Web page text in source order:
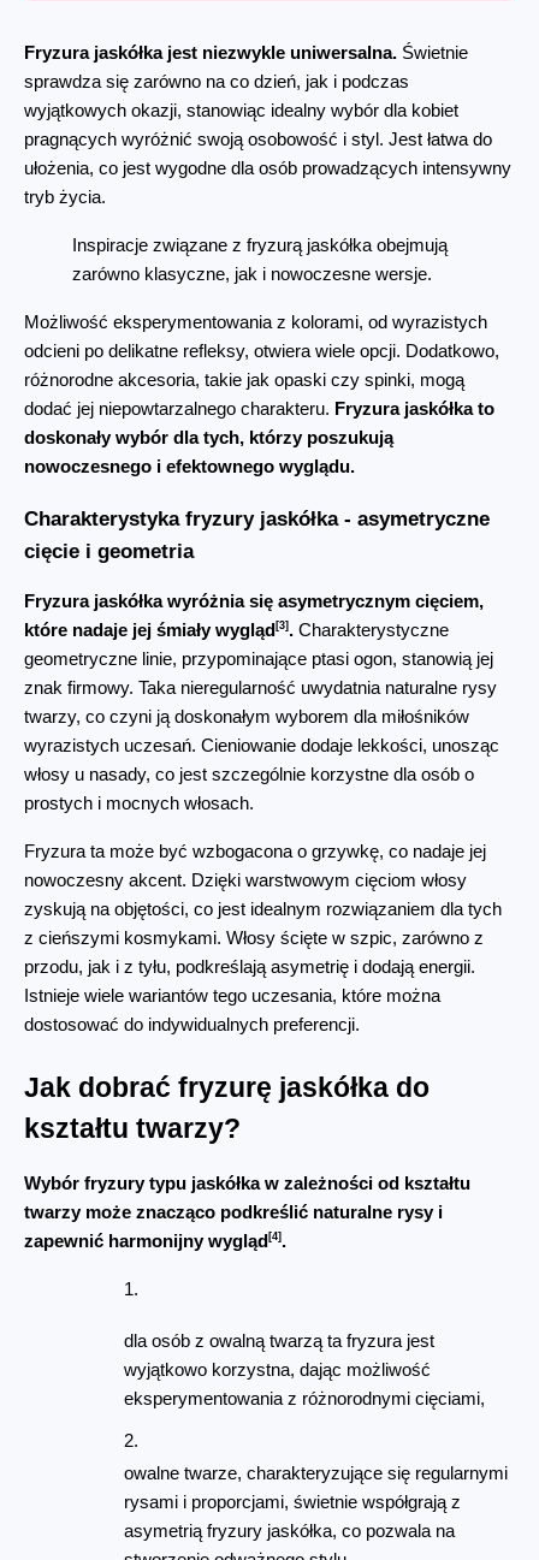
Fryzura jaskółka jest niezwykle uniwersalna. Świetnie
sprawdza się zarówno na co dzień, jak i podczas
wyjątkowych okazji, stanowiąc idealny wybór dla kobiet
pragnących wyróżnić swoją osobowość i styl. Jest łatwa do
ułożenia, co jest wygodne dla osób prowadzących intensywny
tryb życia.
Inspiracje związane z fryzurą jaskółka obejmują
zarówno klasyczne, jak i nowoczesne wersje.
Możliwość eksperymentowania z kolorami, od wyrazistych
odcieni po delikatne refleksy, otwiera wiele opcji. Dodatkowo,
różnorodne akcesoria, takie jak opaski czy spinki, mogą
dodać jej niepowtarzalnego charakteru. Fryzura jaskółka to
doskonały wybór dla tych, którzy poszukują
nowoczesnego i efektownego wyglądu.
Charakterystyka fryzury jaskółka - asymetryczne
cięcie i geometria
Fryzura jaskółka wyróżnia się asymetrycznym cięciem,
które nadaje jej śmiały wygląd [3] . Charakterystyczne
geometryczne linie, przypominające ptasi ogon, stanowią jej
znak firmowy. Taka nieregularność uwydatnia naturalne rysy
twarzy, co czyni ją doskonałym wyborem dla miłośników
wyrazistych uczesań. Cieniowanie dodaje lekkości, unosząc
włosy u nasady, co jest szczególnie korzystne dla osób o
prostych i mocnych włosach.
Fryzura ta może być wzbogacona o grzywkę, co nadaje jej
nowoczesny akcent. Dzięki warstwowym cięciom włosy
zyskują na objętości, co jest idealnym rozwiązaniem dla tych
z cieńszymi kosmykami. Włosy ścięte w szpic, zarówno z
przodu, jak i z tyłu, podkreślają asymetrię i dodają energii.
Istnieje wiele wariantów tego uczesania, które można
dostosować do indywidualnych preferencji.
Jak dobrać fryzurę jaskółka do
kształtu twarzy?
Wybór fryzury typu jaskółka w zależności od kształtu
twarzy może znacząco podkreślić naturalne rysy i
zapewnić harmonijny wygląd [4] .
dla osób z owalną twarzą ta fryzura jest
wyjątkowo korzystna, dając możliwość
eksperymentowania z różnorodnymi cięciami,
owalne twarze, charakteryzujące się regularnymi
rysami i proporcjami, świetnie współgrają z
asymetrią fryzury jaskółka, co pozwala na